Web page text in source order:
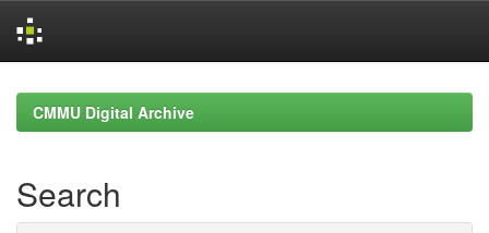
navigationCMMU Digital Archive
Search